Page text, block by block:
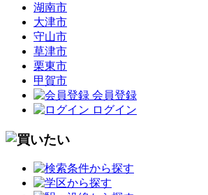
湖南市
大津市
守山市
草津市
栗東市
甲賀市
会員登録
ログイン